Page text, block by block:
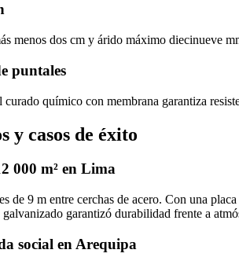
menos dos cm y árido máximo diecinueve
puntales
químico con membrana garantiza
y casos de éxito
000 m² en Lima
de 9 m entre cerchas de acero. Con una
garantizó durabilidad frente a
social en Arequipa